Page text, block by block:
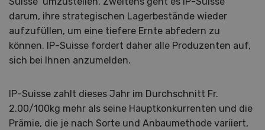
darum, ihre strategischen Lagerbestände wieder
aufzufüllen, um eine tiefere Ernte abfedern zu
können. IP-Suisse fordert daher alle Produzenten auf,
sich bei Ihnen anzumelden.
IP-Suisse zahlt dieses Jahr im Durchschnitt Fr.
2.00/100kg mehr als seine Hauptkonkurrenten und die
Prämie, die je nach Sorte und Anbaumethode variiert,